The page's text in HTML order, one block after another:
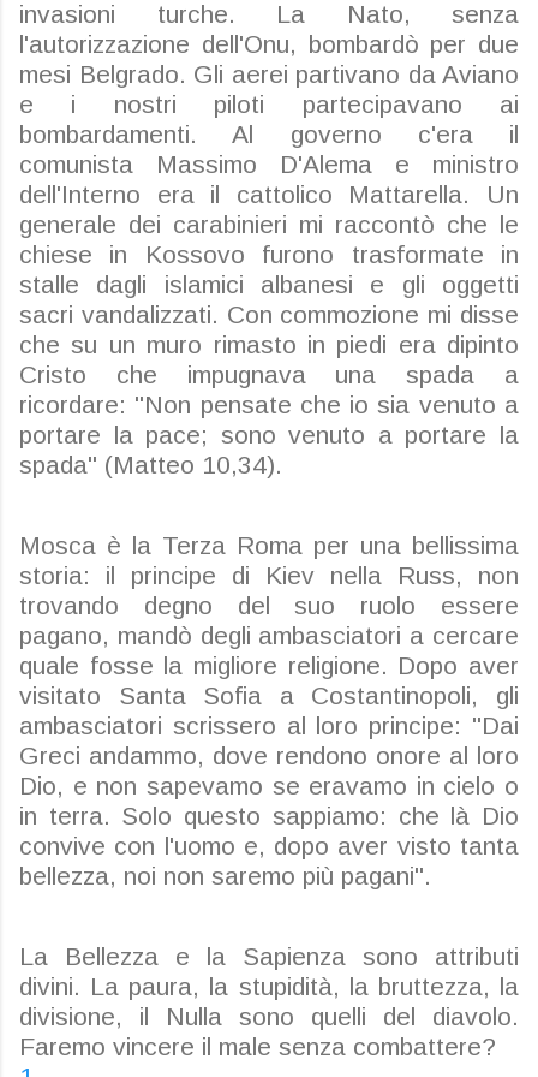
invasioni turche. La Nato, senza
l'autorizzazione dell'Onu, bombardò per due
mesi Belgrado. Gli aerei partivano da Aviano
e i nostri piloti partecipavano ai
bombardamenti. Al governo c'era il
comunista Massimo D'Alema e ministro
dell'Interno era il cattolico Mattarella. Un
generale dei carabinieri mi raccontò che le
chiese in Kossovo furono trasformate in
stalle dagli islamici albanesi e gli oggetti
sacri vandalizzati. Con commozione mi disse
che su un muro rimasto in piedi era dipinto
Cristo che impugnava una spada a
ricordare: "Non pensate che io sia venuto a
portare la pace; sono venuto a portare la
spada" (Matteo 10,34).
Mosca è la Terza Roma per una bellissima
storia: il principe di Kiev nella Russ, non
trovando degno del suo ruolo essere
pagano, mandò degli ambasciatori a cercare
quale fosse la migliore religione. Dopo aver
visitato Santa Sofia a Costantinopoli, gli
ambasciatori scrissero al loro principe: "Dai
Greci andammo, dove rendono onore al loro
Dio, e non sapevamo se eravamo in cielo o
in terra. Solo questo sappiamo: che là Dio
convive con l'uomo e, dopo aver visto tanta
bellezza, noi non saremo più pagani".
La Bellezza e la Sapienza sono attributi
divini. La paura, la stupidità, la bruttezza, la
divisione, il Nulla sono quelli del diavolo.
Faremo vincere il male senza combattere?